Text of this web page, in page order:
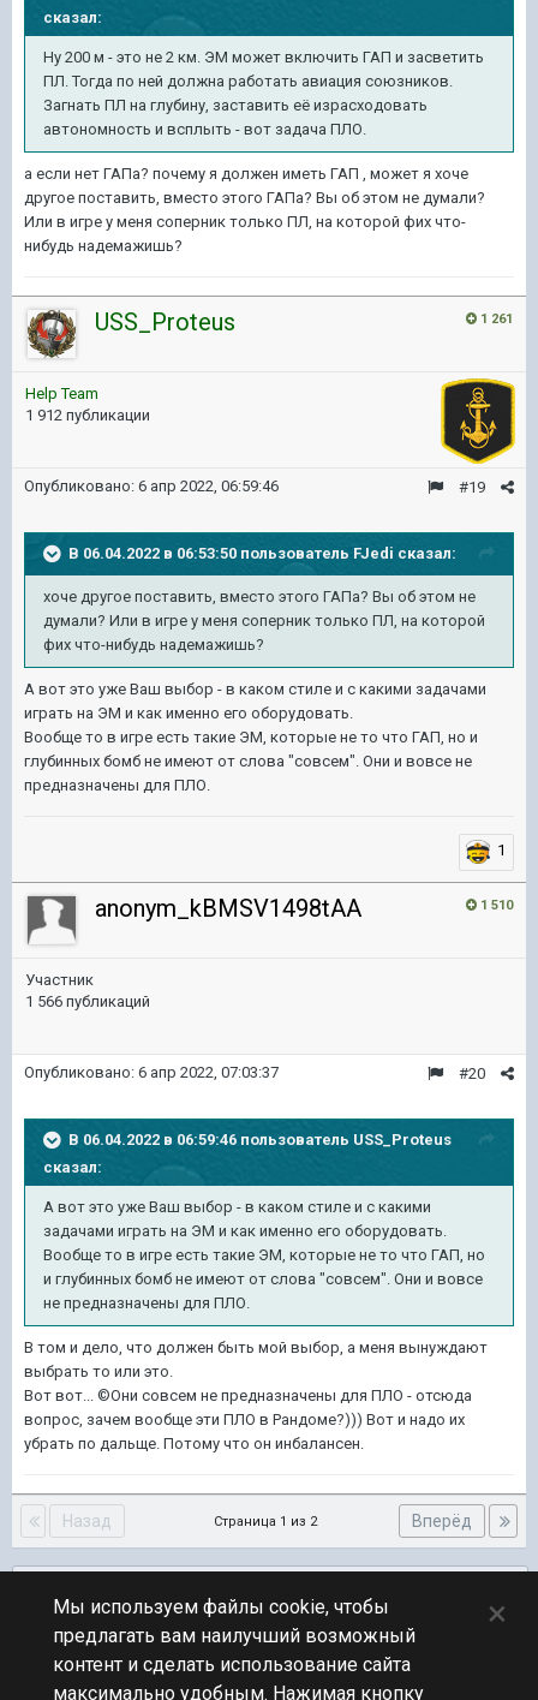
сказал:
Ну 200 м - это не 2 км. ЭМ может включить ГАП и засветить
ПЛ. Тогда по ней должна работать авиация союзников.
Загнать ПЛ на глубину, заставить её израсходовать
автономность и всплыть - вот задача ПЛО.
а если нет ГАПа? почему я должен иметь ГАП , может я хоче
другое поставить, вместо этого ГАПа? Вы об этом не думали?
Или в игре у меня соперник только ПЛ, на которой фих что-
нибудь надемажишь?
1 261
USS_Proteus
Help Team
1 912 публикации
#19
Опубликовано: 6 апр 2022, 06:59:46
В 06.04.2022 в 06:53:50 пользователь FJedi сказал:
хоче другое поставить, вместо этого ГАПа? Вы об этом не
думали? Или в игре у меня соперник только ПЛ, на которой
фих что-нибудь надемажишь?
А вот это уже Ваш выбор - в каком стиле и с какими задачами
играть на ЭМ и как именно его оборудовать.
Вообще то в игре есть такие ЭМ, которые не то что ГАП, но и
глубинных бомб не имеют от слова "совсем". Они и вовсе не
предназначены для ПЛО.
1
1 510
anonym_kBMSV1498tAA
Участник
1 566 публикаций
#20
Опубликовано: 6 апр 2022, 07:03:37
В 06.04.2022 в 06:59:46 пользователь USS_Proteus
сказал:
А вот это уже Ваш выбор - в каком стиле и с какими
задачами играть на ЭМ и как именно его оборудовать.
Вообще то в игре есть такие ЭМ, которые не то что ГАП, но
и глубинных бомб не имеют от слова "совсем". Они и вовсе
не предназначены для ПЛО.
В том и дело, что должен быть мой выбор, а меня вынуждают
выбрать то или это.
Вот вот... ©Они совсем не предназначены для ПЛО - отсюда
вопрос, зачем вообще эти ПЛО в Рандоме?))) Вот и надо их
убрать по дальще. Потому что он инбалансен.
Назад Вперёд
Страница 1 из 2
ПЕРЕЙТИ К СПИСКУ ТЕМ
Предложения по игре
Мы используем файлы cookie, чтобы
предлагать вам наилучший возможный
контент и сделать использование сайта
максимально удобным. Нажимая кнопку
×